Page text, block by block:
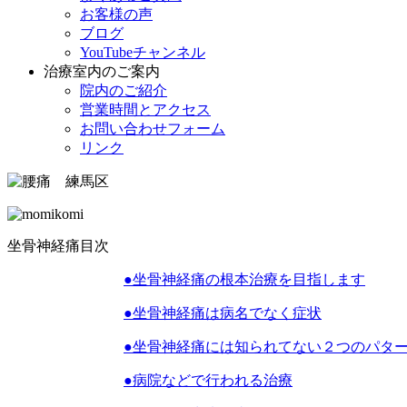
お客様の声
ブログ
YouTubeチャンネル
治療室内のご案内
院内のご紹介
営業時間とアクセス
お問い合わせフォーム
リンク
坐骨神経痛目次
●坐骨神経痛の根本治療を目指します
●坐骨神経痛は病名でなく症状
●坐骨神経痛には知られてない２つのパタ
●病院などで行われる治療